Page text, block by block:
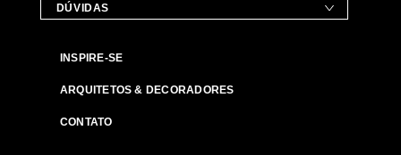
DÚVIDAS
INSPIRE-SE
ARQUITETOS & DECORADORES
CONTATO